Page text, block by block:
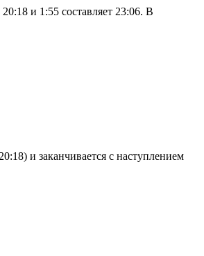
и 1:55 составляет 23:06. В
и заканчивается с наступлением